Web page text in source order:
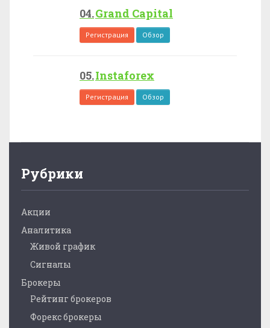
Grand Capital
Регистрация Обзор
Instaforex
Регистрация Обзор
Рубрики
Акции
Аналитика
Живой график
Сигналы
Брокеры
Рейтинг брокеров
Форекс брокеры